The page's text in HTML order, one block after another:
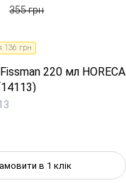
355 грн
136 грн
220 мл HORECA
в 1 клік